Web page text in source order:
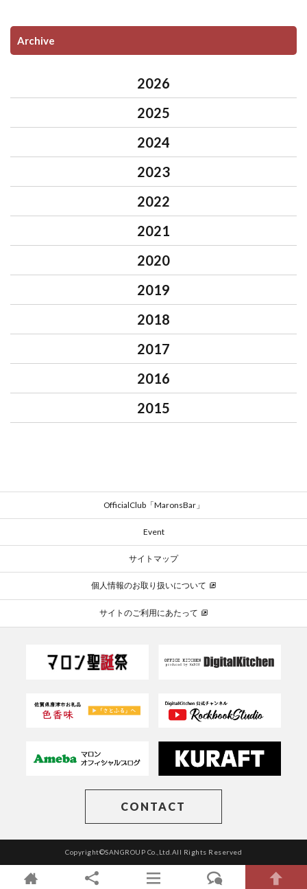
Archive
2026
2025
2024
2023
2022
2021
2020
2019
2018
2017
2016
2015
OfficialClub「MaronsBar」
Event
サイトマップ
個人情報のお取り扱いについて
サイトのご利用にあたって
CONTACT
Copyright©SANGROUP Co.,Ltd.All Rights Reserved